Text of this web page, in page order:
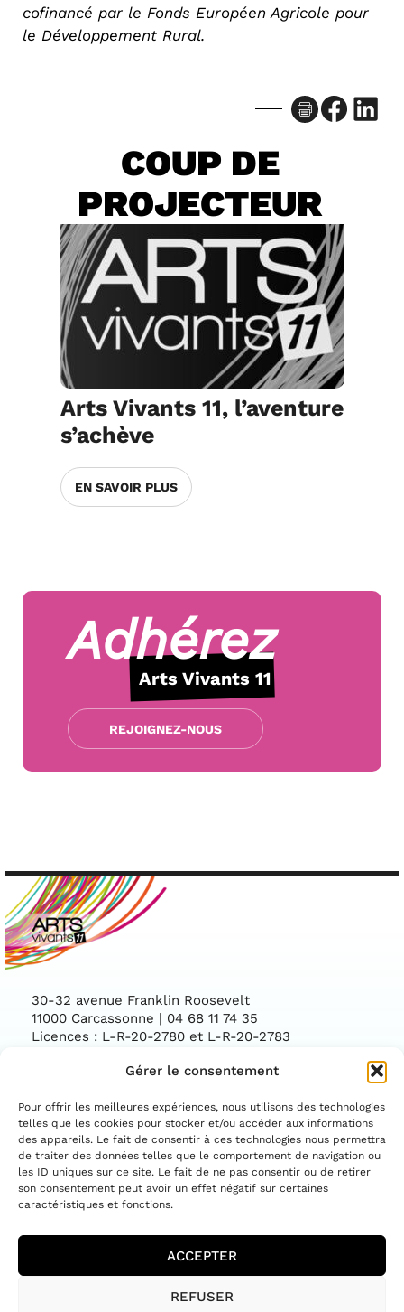
Gérer le consentement
Pour offrir les meilleures expériences, nous utilisons des technologies
telles que les cookies pour stocker et/ou accéder aux informations
des appareils. Le fait de consentir à ces technologies nous permettra
de traiter des données telles que le comportement de navigation ou
les ID uniques sur ce site. Le fait de ne pas consentir ou de retirer
son consentement peut avoir un effet négatif sur certaines
caractéristiques et fonctions.
ACCEPTER
REFUSER
cofinancé par le Fonds Européen Agricole pour
le Développement Rural.
Facebook LinkedIn
COUP DE
PROJECTEUR
Arts Vivants 11, l’aventure
s’achève
EN SAVOIR PLUS
Adhérez
Arts Vivants 11
REJOIGNEZ-NOUS
30-32 avenue Franklin Roosevelt
11000 Carcassonne | 04 68 11 74 35
Licences : L-R-20-2780 et L-R-20-2783
Facebook
ASSOCIATION CONVENTIONNÉE PAR LE
DÉPARTEMENT DE L'AUDE ET LA DIRECTION
RÉGIONALE DES AFFAIRES CULTURELLES
OCCITANIE
POLITIQUE DE COOKIES (UE)